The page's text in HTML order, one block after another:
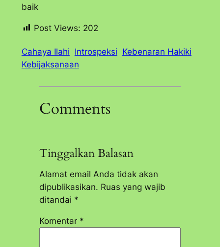
baik
Post Views: 202
Cahaya Ilahi Introspeksi Kebenaran Hakiki
Kebijaksanaan
Comments
Tinggalkan Balasan
Alamat email Anda tidak akan
dipublikasikan. Ruas yang wajib
ditandai *
Komentar *